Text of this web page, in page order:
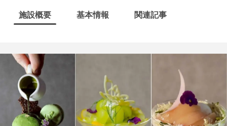
施設概要 基本情報 関連記事